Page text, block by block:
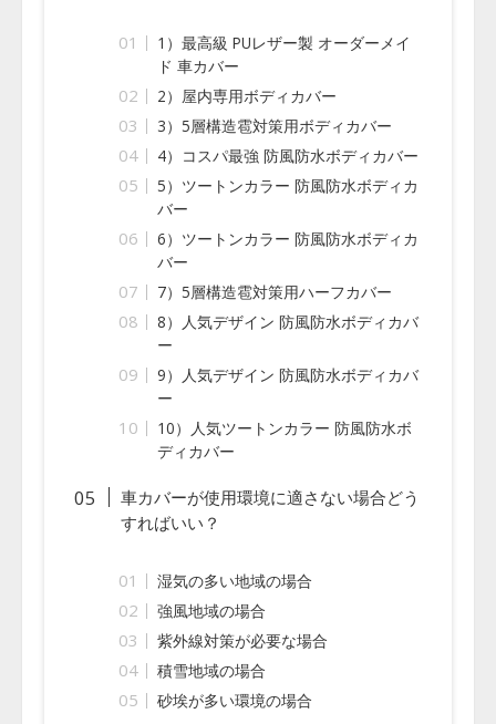
1）最高級 PUレザー製 オーダーメイ
ド 車カバー
2）屋内専用ボディカバー
3）5層構造雹対策用ボディカバー
4）コスパ最強 防風防水ボディカバー
5）ツートンカラー 防風防水ボディカ
バー
6）ツートンカラー 防風防水ボディカ
バー
7）5層構造雹対策用ハーフカバー
8）人気デザイン 防風防水ボディカバ
ー
9）人気デザイン 防風防水ボディカバ
ー
10）人気ツートンカラー 防風防水ボ
ディカバー
車カバーが使用環境に適さない場合どう
すればいい？
湿気の多い地域の場合
強風地域の場合
紫外線対策が必要な場合
積雪地域の場合
砂埃が多い環境の場合